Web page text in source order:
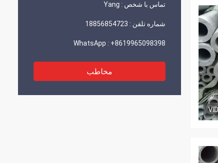
تماس با شخص : Yang
شماره تلفن : 18856854723
WhatsApp : +8619965098398
مخاطب